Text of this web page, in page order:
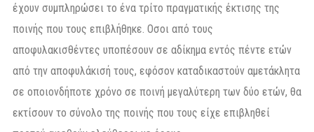
έχουν συμπληρώσει το ένα τρίτο πραγματικής έκτισης της
ποινής που τους επιβλήθηκε. Οσοι από τους
αποφυλακισθέντες υποπέσουν σε αδίκημα εντός πέντε ετών
από την αποφυλάκισή τους, εφόσον καταδικαστούν αμετάκλητα
σε οποιονδήποτε χρόνο σε ποινή μεγαλύτερη των δύο ετών, θα
εκτίσουν το σύνολο της ποινής που τους είχε επιβληθεί